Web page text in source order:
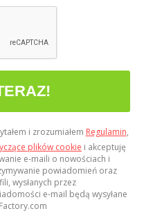
i zrozumiałem Regulamin,
plików cookie i akceptuję
e-maili o nowościach i
powiadomień oraz
wysłanych przez
e-mail będą wysyłane